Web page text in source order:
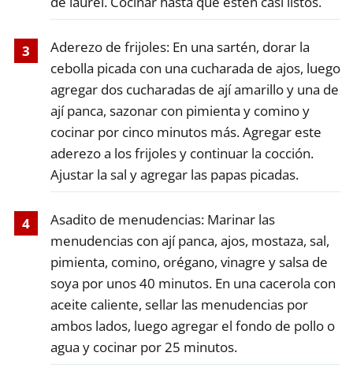
Aderezo de frijoles: En una sartén, dorar la
cebolla picada con una cucharada de ajos, luego
agregar dos cucharadas de ají amarillo y una de
ají panca, sazonar con pimienta y comino y
cocinar por cinco minutos más. Agregar este
aderezo a los frijoles y continuar la cocción.
Ajustar la sal y agregar las papas picadas.
Asadito de menudencias: Marinar las
menudencias con ají panca, ajos, mostaza, sal,
pimienta, comino, orégano, vinagre y salsa de
soya por unos 40 minutos. En una cacerola con
aceite caliente, sellar las menudencias por
ambos lados, luego agregar el fondo de pollo o
agua y cocinar por 25 minutos.